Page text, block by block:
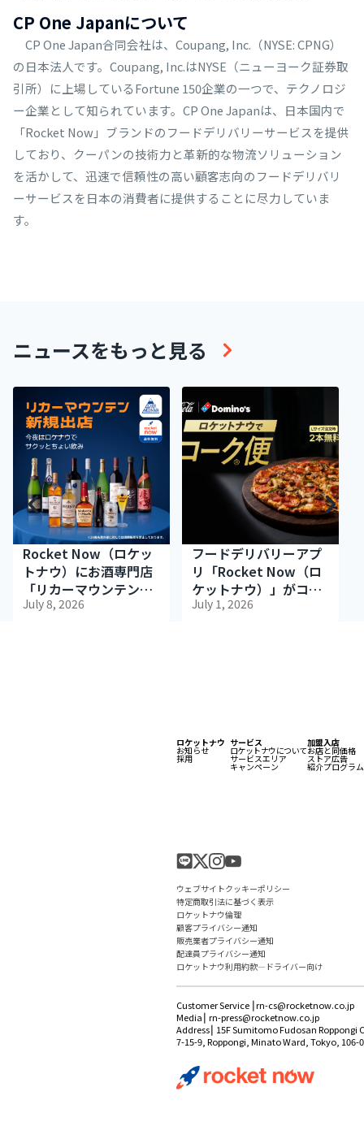
CP One Japanについて
CP One Japan合同会社は、Coupang, Inc.（NYSE: CPNG）
の日本法人です。Coupang, Inc.はNYSE（ニューヨーク証券取
引所）に上場しているFortune 150企業の一つで、テクノロジ
ー企業として知られています。CP One Japanは、日本国内で
「Rocket Now」ブランドのフードデリバリーサービスを提供
しており、クーパンの技術力と革新的な物流ソリューション
を活かして、迅速で信頼性の高い顧客志向のフードデリバリ
ーサービスを日本の消費者に提供することに尽力していま
す。
ニュースをもっと見る
Rocket Now（ロケッ
トナウ）にお酒専門店
「リカーマウンテン」
が出店
July 8, 2026
フードデリバリーアプ
リ「Rocket Now（ロ
ケットナウ）」がコ
カ・コーラ、ドミノ・
July 1, 2026
ロケットナウ
お知らせ
採用
サービス
ロケットナウについて
サービスエリア
キャンペーン
加盟入店
お店と同価格
ストア広告
紹介プログラム
ウェブサイトクッキーポリシー
特定商取引法に基づく表示
ロケットナウ倫理
顧客プライバシー通知
販売業者プライバシー通知
配達員プライバシー通知
ロケットナウ利用約款―ドライバー向け
Customer Service ⎮rn-cs@rocketnow.co.jp
Media⎮ rn-press@rocketnow.co.jp
Address⎮ 15F Sumitomo Fudosan Roppongi
7-15-9, Roppongi, Minato Ward, Tokyo, 106-